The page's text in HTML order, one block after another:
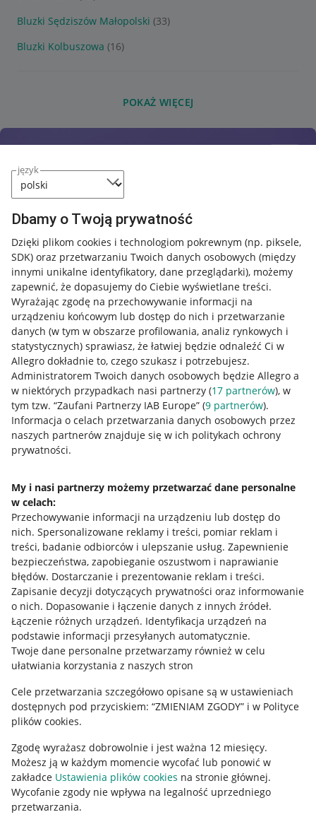
język
Dbamy o Twoją prywatność
Dzięki plikom cookies i technologiom pokrewnym (np. piksele,
SDK) oraz przetwarzaniu Twoich danych osobowych (między
innymi unikalne identyfikatory, dane przeglądarki), możemy
zapewnić, że dopasujemy do Ciebie wyświetlane treści.
Wyrażając zgodę na przechowywanie informacji na
urządzeniu końcowym lub dostęp do nich i przetwarzanie
danych (w tym w obszarze profilowania, analiz rynkowych i
statystycznych) sprawiasz, że łatwiej będzie odnaleźć Ci w
Allegro dokładnie to, czego szukasz i potrzebujesz.
Administratorem Twoich danych osobowych będzie Allegro a
w niektórych przypadkach nasi partnerzy (17 partnerów), w
tym tzw. “Zaufani Partnerzy IAB Europe” (9 partnerów).
Informacja o celach przetwarzania danych osobowych przez
naszych partnerów znajduje się w ich politykach ochrony
prywatności.
My i nasi partnerzy możemy przetwarzać dane personalne
w celach:
Przechowywanie informacji na urządzeniu lub dostęp do
nich. Spersonalizowane reklamy i treści, pomiar reklam i
treści, badanie odbiorców i ulepszanie usług. Zapewnienie
bezpieczeństwa, zapobieganie oszustwom i naprawianie
błędów. Dostarczanie i prezentowanie reklam i treści.
Zapisanie decyzji dotyczących prywatności oraz informowanie
o nich. Dopasowanie i łączenie danych z innych źródeł.
Łączenie różnych urządzeń. Identyfikacja urządzeń na
podstawie informacji przesyłanych automatycznie.
Twoje dane personalne przetwarzamy również w celu
ułatwiania korzystania z naszych stron
Cele przetwarzania szczegółowo opisane są w ustawieniach
dostępnych pod przyciskiem: “ZMIENIAM ZGODY” i w Polityce
plików cookies.
Zgodę wyrażasz dobrowolnie i jest ważna 12 miesięcy.
Możesz ją w każdym momencie wycofać lub ponowić w
zakładce Ustawienia plików cookies na stronie głównej.
Wycofanie zgody nie wpływa na legalność uprzedniego
przetwarzania.
Bluzki Sędziszów Małopolski (33)
Bluzki Kolbuszowa (16)
POKAŻ WIĘCEJ
Przydatne informacje
Jak to działa
Allegro Gadane dla sprzedających
Allegro Gadane dla kupujących
Mapa miejscowości
Informacje prawne
Regulamin
Polityka plików "cookies"
Ustawienia plików "cookies"
Udostępnianie lokalizacji
Informacje dla Aktu o Usługach Cyfrowych
Pobierz aplikację